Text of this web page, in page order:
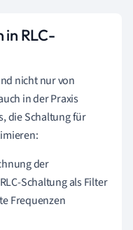
in RLC-
nicht nur von
in der Praxis
die Schaltung für
der
Schaltung als Filter
Frequenzen